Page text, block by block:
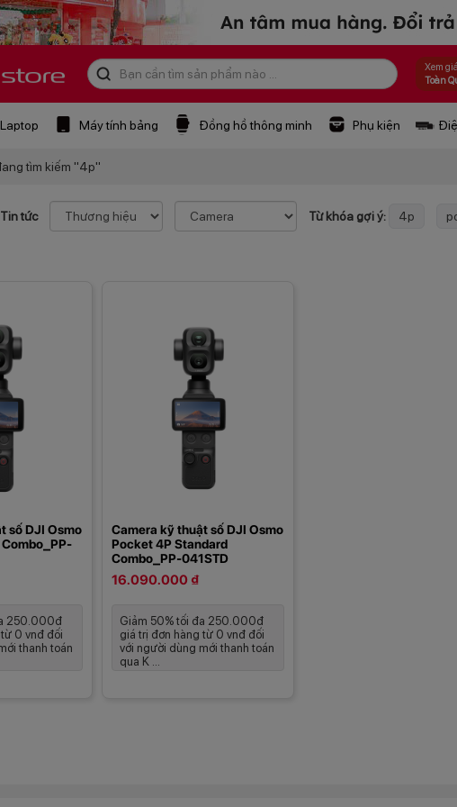
Xem
Toàn
Laptop Máy tính bảng Đồng hồ thông minh Phụ kiện
tìm kiếm "4p"
Tin tức Từ khóa gợi ý: 4p
số DJI Osmo
250.000đ
0 vnđ đối
thanh toán
Camera kỹ thuật số DJI Osmo
Pocket 4P Standard
Combo_PP-041STD
16.090.000 ₫
Giảm 50% tối đa 250.000đ
giá trị đơn hàng từ 0 vnđ đối
với người dùng mới thanh toán
qua K ...